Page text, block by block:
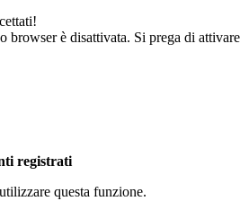
browser è disattivata. Si prega di attivare
registrati
questa funzione.